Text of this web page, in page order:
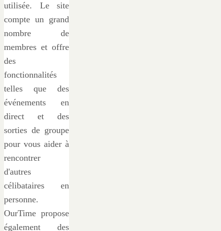
utilisée. Le site
compte un grand
nombre de
membres et offre
des
fonctionnalités
telles que des
événements en
direct et des
sorties de groupe
pour vous aider à
rencontrer
d'autres
célibataires en
personne.
OurTime propose
également des